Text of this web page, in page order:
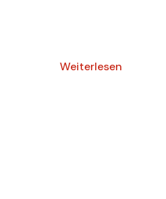
Weiterlesen